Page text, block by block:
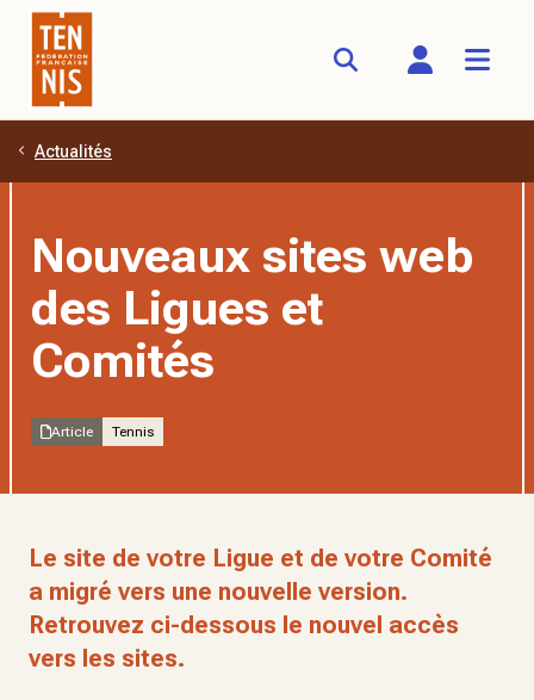
Aller au contenu principal
Actualités
Nouveaux sites web
des Ligues et
Comités
Article Tennis
Le site de votre Ligue et de votre Comité
a migré vers une nouvelle version.
Retrouvez ci-dessous le nouvel accès
vers les sites.